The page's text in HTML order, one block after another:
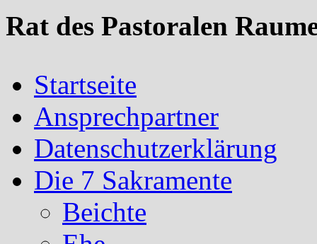
Rat des Pastoralen
Startseite
Ansprechpartner
Datenschutzerklärung
Die 7 Sakramente
Beichte